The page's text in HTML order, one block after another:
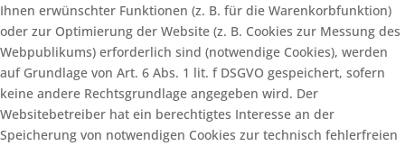
Ihnen erwünschter Funktionen (z. B. für die Warenkorbfunktion)
oder zur Optimierung der Website (z. B. Cookies zur Messung des
Webpublikums) erforderlich sind (notwendige Cookies), werden
auf Grundlage von Art. 6 Abs. 1 lit. f DSGVO gespeichert, sofern
keine andere Rechtsgrundlage angegeben wird. Der
Websitebetreiber hat ein berechtigtes Interesse an der
Speicherung von notwendigen Cookies zur technisch fehlerfreien